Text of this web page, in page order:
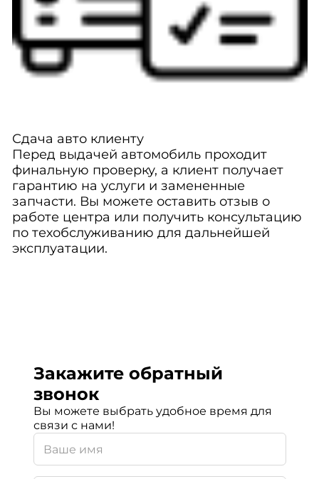
Сдача авто клиенту
Перед выдачей автомобиль проходит
финальную проверку, а клиент получает
гарантию на услуги и замененные
запчасти. Вы можете оставить отзыв о
работе центра или получить консультацию
по техобслуживанию для дальнейшей
эксплуатации.
Закажите обратный
звонок
Вы можете выбрать удобное время для
связи с нами!